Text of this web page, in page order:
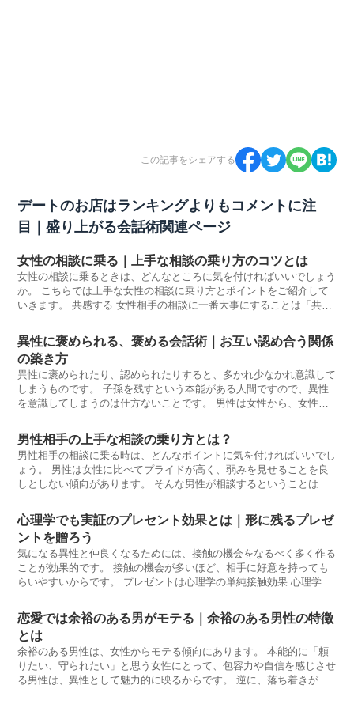
この記事をシェアする
デートのお店はランキングよりもコメントに注
目｜盛り上がる会話術関連ページ
女性の相談に乗る｜上手な相談の乗り方のコツとは
女性の相談に乗るときは、どんなところに気を付ければいいでしょう
か。 こちらでは上手な女性の相談に乗り方とポイントをご紹介して
いきます。 共感する 女性相手の相談に一番大事にすることは「共
異性に褒められる、褒める会話術｜お互い認め合う関係
の築き方
異性に褒められたり、認められたりすると、多かれ少なかれ意識して
しまうものです。 子孫を残すという本能がある人間ですので、異性
を意識してしまうのは仕方ないことです。 男性は女性から、女性は
男性相手の上手な相談の乗り方とは？
男性相手の相談に乗る時は、どんなポイントに気を付ければいいでし
ょう。 男性は女性に比べてプライドが高く、弱みを見せることを良
しとしない傾向があります。 そんな男性が相談するということは、
心理学でも実証のプレセント効果とは｜形に残るプレゼ
ントを贈ろう
気になる異性と仲良くなるためには、接触の機会をなるべく多く作る
ことが効果的です。 接触の機会が多いほど、相手に好意を持っても
らいやすいからです。 プレゼントは心理学の単純接触効果 心理学で
恋愛では余裕のある男がモテる｜余裕のある男性の特徴
とは
余裕のある男性は、女性からモテる傾向にあります。 本能的に「頼
りたい、守られたい」と思う女性にとって、包容力や自信を感じさせ
る男性は、異性として魅力的に映るからです。 逆に、落ち着きがな